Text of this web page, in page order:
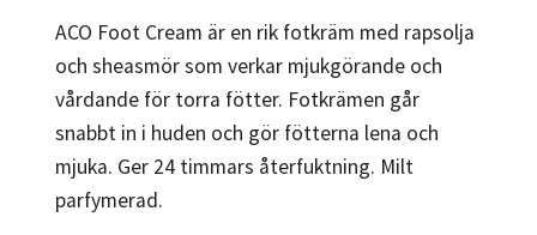
ACO Foot Cream är en rik fotkräm med rapsolja
och sheasmör som verkar mjukgörande och
vårdande för torra fötter. Fotkrämen går
snabbt in i huden och gör fötterna lena och
mjuka. Ger 24 timmars återfuktning. Milt
parfymerad.